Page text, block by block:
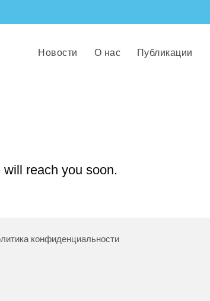
Новости О нас Публикации
reach you soon.
конфиденциальности